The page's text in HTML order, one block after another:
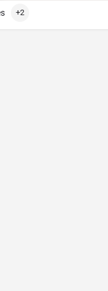
Συμονίδου 12
+2